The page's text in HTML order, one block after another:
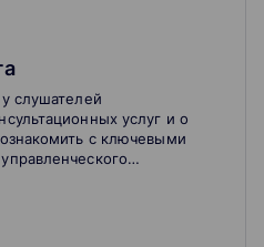
слушателей
услуг и о
с ключевыми
необходимые
консалтинга, как